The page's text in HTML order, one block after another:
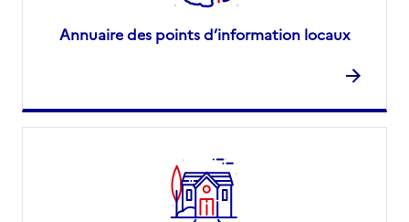
Annuaire des points d’information locaux